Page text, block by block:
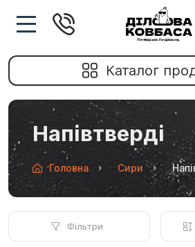
Каталог
Напівтверді
Головна Сири
Фільтри